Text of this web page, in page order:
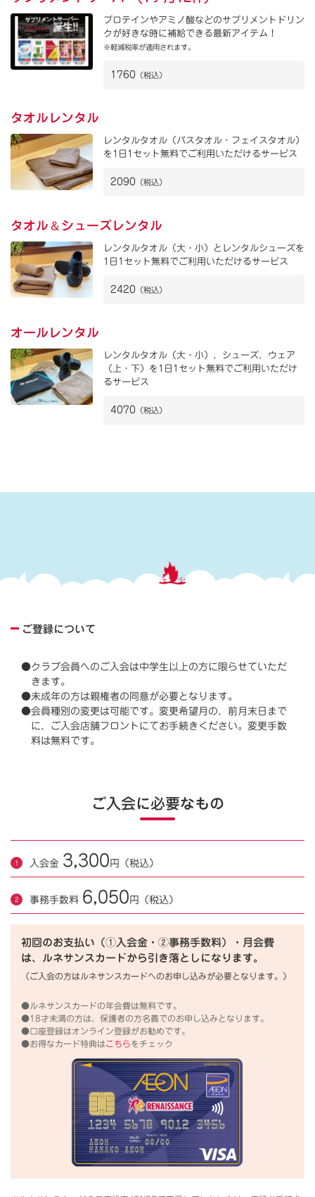
プロテインやアミノ酸などのサプリメントドリン
クが好きな時に補給できる最新アイテム！
※軽減税率が適用されます。
1760 （税込）
タオルレンタル
レンタルタオル（バスタオル・フェイスタオル）
を1日1セット無料でご利用いただけるサービス
2090 （税込）
タオル ＆ シューズレンタル
レンタルタオル（大・小）とレンタルシューズを
1日1セット無料でご利用いただけるサービス
2420 （税込）
オールレンタル
レンタルタオル（大・小）、シューズ、ウェア
（上・下）を1日1セット無料でご利用いただけ
るサービス
4070 （税込）
ご登録について
●クラブ会員へのご入会は中学生以上の方に限らせていただ
きます。
●未成年の方は親権者の同意が必要となります。
●会員種別の変更は可能です。変更希望月の、前月末日まで
に、ご入会店舗フロントにてお手続きください。変更手数
料は無料です。
ご入会に必要なもの
入会金 3,300円（税込）
事務手数料 6,050円（税込）
初回のお支払い（①入会金・②事務手数料）・月会費
は、ルネサンスカードから引き落としになります。
（ご入会の方はルネサンスカードへのお申し込みが必要となります。）
●ルネサンスカードの年会費は無料です。
●18才未満の方は、保護者の方名義でのお申し込みとなります。
●口座登録はオンライン登録がお勧めです。
●お得なカード特典はこちらをチェック